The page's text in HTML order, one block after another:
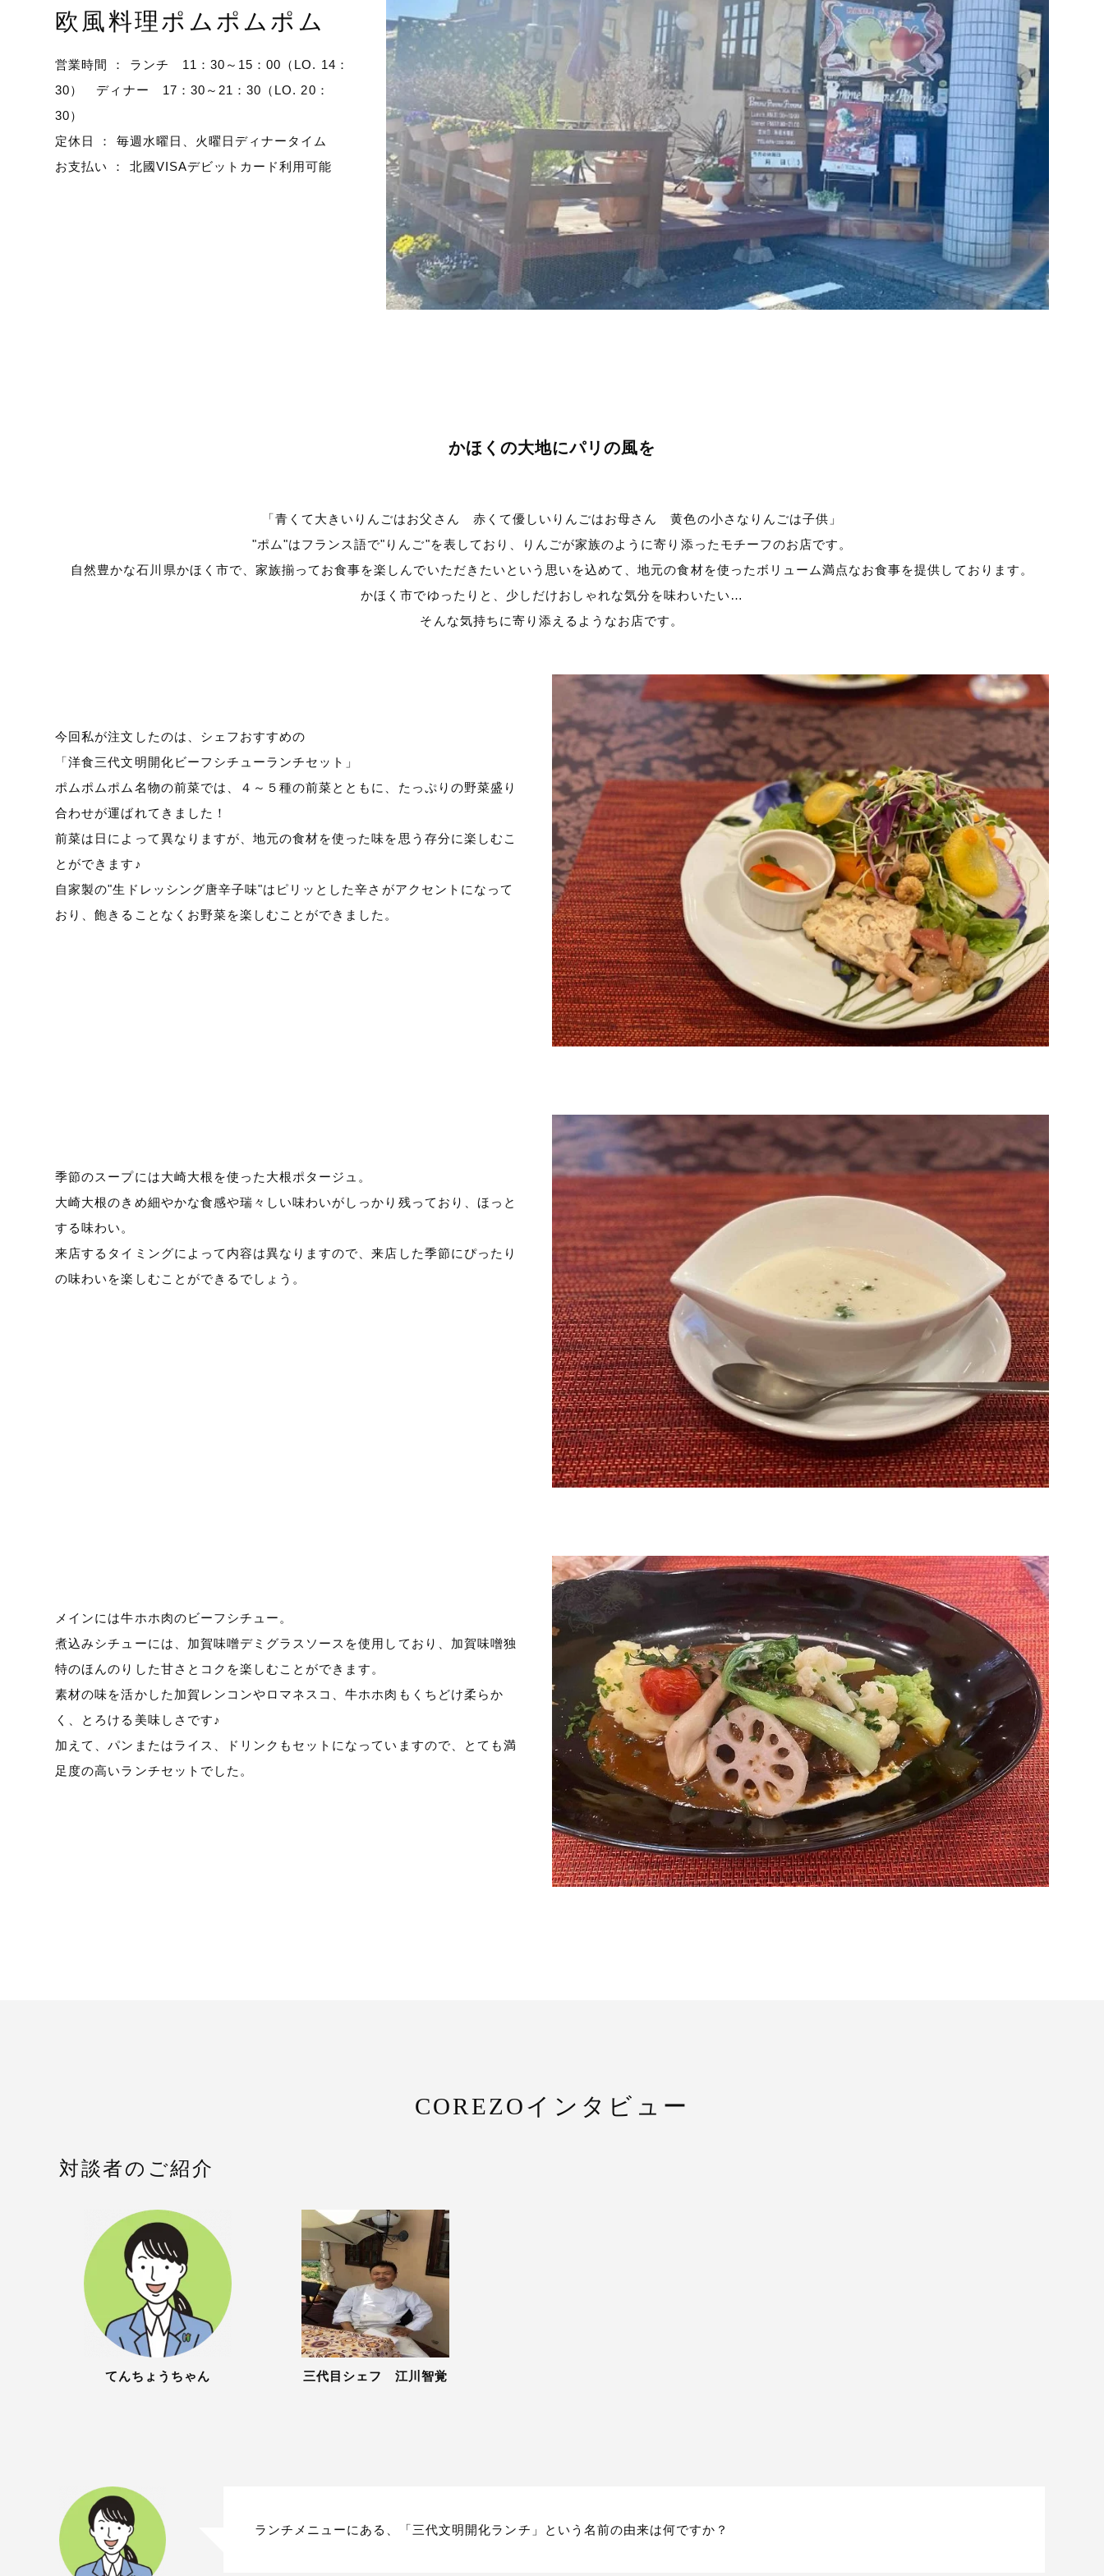
欧風料理ポムポムポム
営業時間 ： ランチ 11：30～15：00（LO. 14：
30） ディナー 17：30～21：30（LO. 20：
30）
定休日 ： 毎週水曜日、火曜日ディナータイム
お支払い ： 北國VISAデビットカード利用可能
かほくの大地にパリの風を
「青くて大きいりんごはお父さん 赤くて優しいりんごはお母さん 黄色の小さなりんごは子供」
"ポム"はフランス語で"りんご"を表しており、りんごが家族のように寄り添ったモチーフのお店です。
自然豊かな石川県かほく市で、家族揃ってお食事を楽しんでいただきたいという思いを込めて、地元の食材を使ったボリューム満点なお食事を提供しております。
かほく市でゆったりと、少しだけおしゃれな気分を味わいたい…
そんな気持ちに寄り添えるようなお店です。
今回私が注文したのは、シェフおすすめの
「洋食三代文明開化ビーフシチューランチセット」
ポムポムポム名物の前菜では、４～５種の前菜とともに、たっぷりの野菜盛り
合わせが運ばれてきました！
前菜は日によって異なりますが、地元の食材を使った味を思う存分に楽しむこ
とができます♪
自家製の"生ドレッシング唐辛子味"はピリッとした辛さがアクセントになって
おり、飽きることなくお野菜を楽しむことができました。
季節のスープには大崎大根を使った大根ポタージュ。
大崎大根のきめ細やかな食感や瑞々しい味わいがしっかり残っており、ほっと
する味わい。
来店するタイミングによって内容は異なりますので、来店した季節にぴったり
の味わいを楽しむことができるでしょう。
メインには牛ホホ肉のビーフシチュー。
煮込みシチューには、加賀味噌デミグラスソースを使用しており、加賀味噌独
特のほんのりした甘さとコクを楽しむことができます。
素材の味を活かした加賀レンコンやロマネスコ、牛ホホ肉もくちどけ柔らか
く、とろける美味しさです♪
加えて、パンまたはライス、ドリンクもセットになっていますので、とても満
足度の高いランチセットでした。
COREZOインタビュー
対談者のご紹介
てんちょうちゃん 三代目シェフ 江川智覚
ランチメニューにある、「三代文明開化ランチ」という名前の由来は何ですか？